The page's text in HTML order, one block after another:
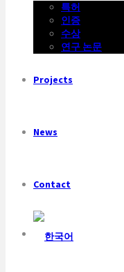
특허
인증
수상
연구 논문
Projects
News
Contact